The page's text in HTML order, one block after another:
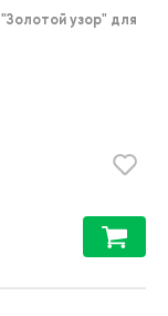
"Золотой узор" для